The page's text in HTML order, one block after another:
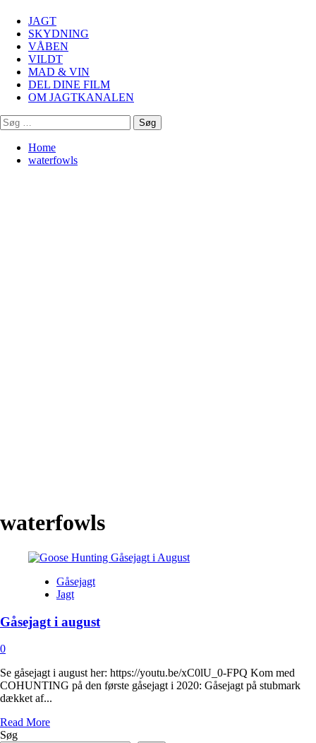
JAGT
SKYDNING
VÅBEN
VILDT
MAD & VIN
DEL DINE FILM
OM JAGTKANALEN
Søg
efter:
Home
waterfowls
waterfowls
Gåsejagt
Jagt
Gåsejagt i august
0
Se gåsejagt i august her: https://youtu.be/xC0lU_0-FPQ Kom med
COHUNTING på den første gåsejagt i 2020: Gåsejagt på stubmark
dækket af...
Read MoreRead
Søg